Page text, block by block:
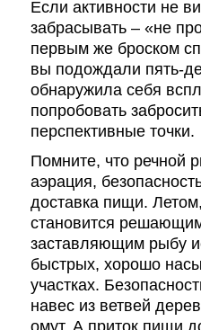
Если активности не
забрасывать – «не
первым же броском
вы подождали пять-
обнаружила себя
попробовать
перспективные точки.
Помните, что речной
аэрация,
доставка пищи.
становится
заставляющим рыбу
быстрых, хорошо
участках.
навес из ветвей